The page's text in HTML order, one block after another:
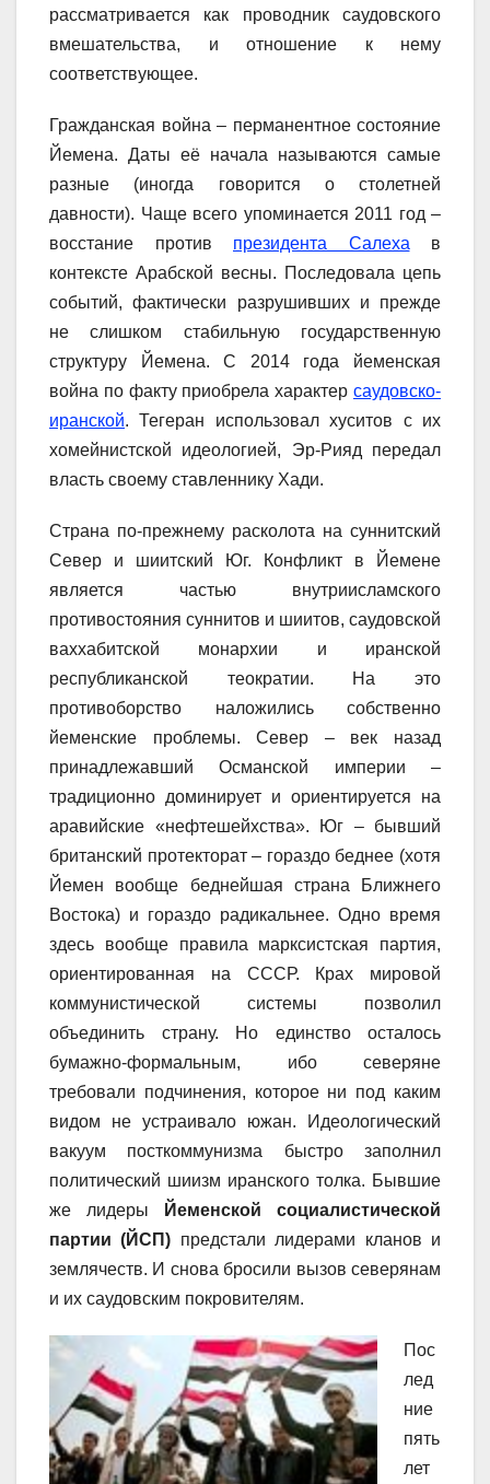
рассматривается как проводник саудовского
вмешательства, и отношение к нему
соответствующее.
Гражданская война – перманентное состояние
Йемена. Даты её начала называются самые
разные (иногда говорится о столетней
давности). Чаще всего упоминается 2011 год –
восстание против президента Салеха в
контексте Арабской весны. Последовала цепь
событий, фактически разрушивших и прежде
не слишком стабильную государственную
структуру Йемена. С 2014 года йеменская
война по факту приобрела характер саудовско-
иранской. Тегеран использовал хуситов с их
хомейнистской идеологией, Эр-Рияд передал
власть своему ставленнику Хади.
Страна по-прежнему расколота на суннитский
Север и шиитский Юг. Конфликт в Йемене
является частью внутриисламского
противостояния суннитов и шиитов, саудовской
ваххабитской монархии и иранской
республиканской теократии. На это
противоборство наложились собственно
йеменские проблемы. Север – век назад
принадлежавший Османской империи –
традиционно доминирует и ориентируется на
аравийские «нефтешейхства». Юг – бывший
британский протекторат – гораздо беднее (хотя
Йемен вообще беднейшая страна Ближнего
Востока) и гораздо радикальнее. Одно время
здесь вообще правила марксистская партия,
ориентированная на СССР. Крах мировой
коммунистической системы позволил
объединить страну. Но единство осталось
бумажно-формальным, ибо северяне
требовали подчинения, которое ни под каким
видом не устраивало южан. Идеологический
вакуум посткоммунизма быстро заполнил
политический шиизм иранского толка. Бывшие
же лидеры
Йеменской социалистической
партии (ЙСП) предстали лидерами кланов и
землячеств. И снова бросили вызов северянам
и их саудовским покровителям.
Пос
лед
ние
пять
лет